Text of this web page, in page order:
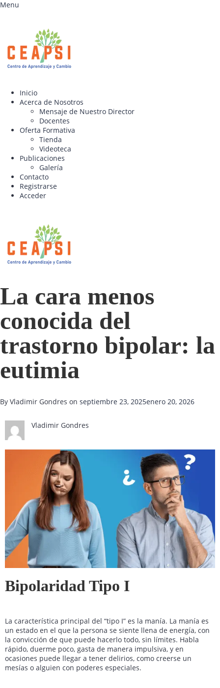
Skip
Skip
Menu
Inicio
Acerca de Nosotros
Mensaje de Nuestro Director
Docentes
Oferta Formativa
Tienda
Videoteca
Publicaciones
Galería
Contacto
Registrarse
Acceder
La cara menos
conocida del
trastorno bipolar: la
eutimia
By Vladimir Gondres on septiembre 23, 2025enero 20, 2026
Vladimir Gondres
Bipolaridad Tipo I
La característica principal del “tipo I” es la manía. La manía es
un estado en el que la persona se siente llena de energía, con
la convicción de que puede hacerlo todo, sin límites. Habla
rápido, duerme poco, gasta de manera impulsiva, y en
ocasiones puede llegar a tener delirios, como creerse un
mesías o alguien con poderes especiales.